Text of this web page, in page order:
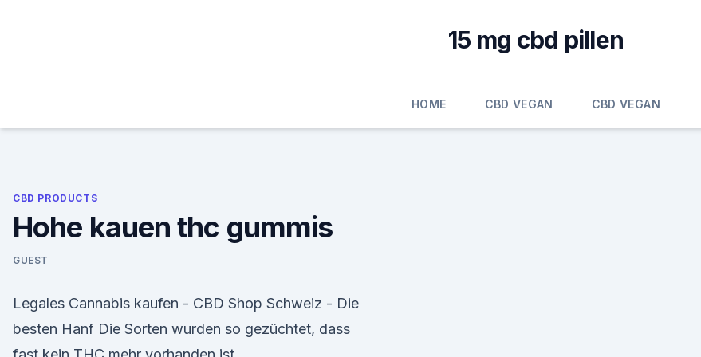
15 mg cbd pillen
HOME CBD VEGAN CBD VEGAN
CBD PRODUCTS
Hohe kauen thc gummis
GUEST
Legales Cannabis kaufen - CBD Shop Schweiz - Die
besten Hanf Die Sorten wurden so gezüchtet, dass